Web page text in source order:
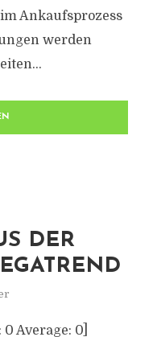
Ankaufsprozess
werden
DER
Average: 0]